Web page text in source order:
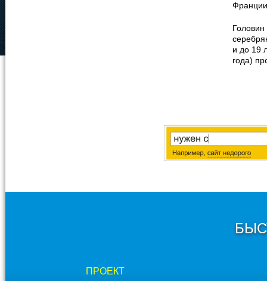
и до 19
года)
ПРОЕКТ